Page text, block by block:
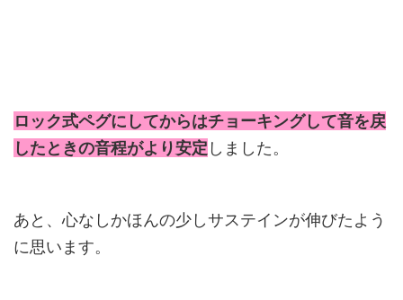
ロック式ペグにしてからはチョーキングして音を戻
したときの音程がより安定 しました。
あと、心なしかほんの少しサステインが伸びたよう
に思います。